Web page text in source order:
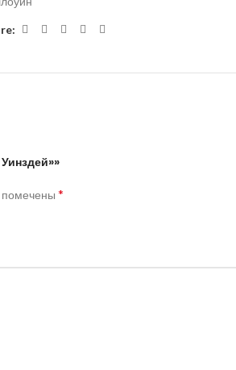
помечены *